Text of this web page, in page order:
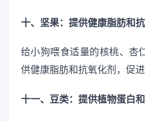
十、坚果：提供健康脂肪和抗
给小狗喂食适量的核桃、杏
供健康脂肪和抗氧化剂，促进
十一、豆类：提供植物蛋白和